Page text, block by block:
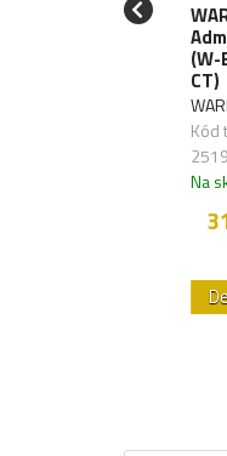
(W-
CT)
Kód
Na